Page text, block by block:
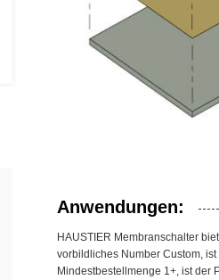
Anwendungen:
HAUSTIER Membranschalter
vorbildliches Number Custom,
Mindestbestellmenge 1+, ist der